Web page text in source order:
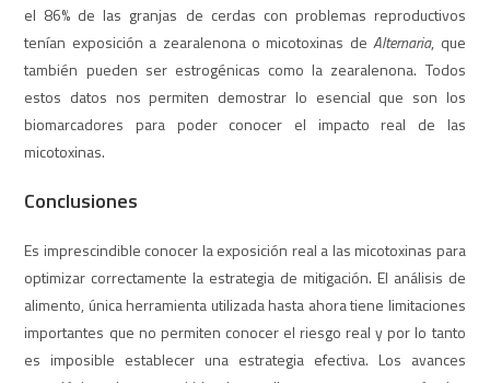
el 86% de las granjas de cerdas con problemas reproductivos
tenían exposición a zearalenona o micotoxinas deAlternaria, que
también pueden ser estrogénicas como la zearalenona. Todos
estos datos nos permiten demostrar lo esencial que son los
biomarcadores para poder conocer el impacto real de las
micotoxinas.
Conclusiones
Es imprescindible conocer la exposición real a las micotoxinas para
optimizar correctamente la estrategia de mitigación. El análisis de
alimento, única herramienta utilizada hasta ahora tiene limitaciones
importantes que no permiten conocer el riesgo real y por lo tanto
es imposible establecer una estrategia efectiva. Los avances